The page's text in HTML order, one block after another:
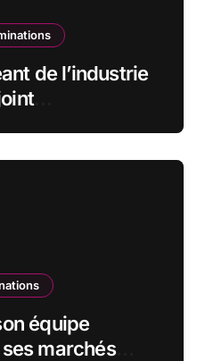
de l’industrie
équipe
marchés